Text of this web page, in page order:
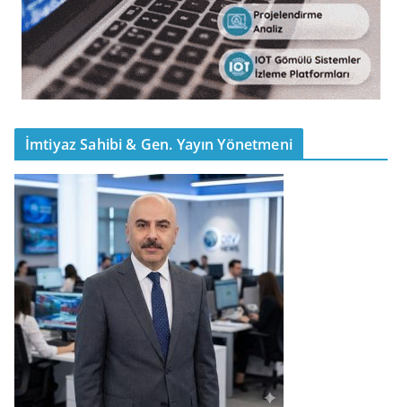
İmtiyaz Sahibi & Gen. Yayın Yönetmeni